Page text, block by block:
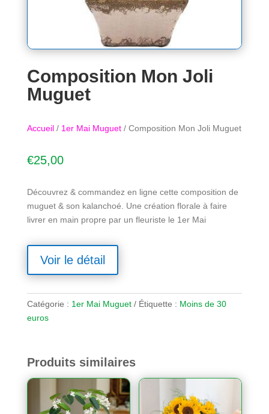
Composition Mon Joli
Muguet
Accueil/ 1er Mai Muguet/ Composition Mon Joli Muguet
€25,00
Découvrez & commandez en ligne cette composition de
muguet & son kalanchoé. Une création florale à faire
livrer en main propre par un fleuriste le 1er Mai
Voir le détail
Catégorie : 1er Mai Muguet Étiquette : Moins de 30
euros
Produits similaires